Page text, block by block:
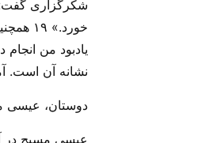
نشانه آن است‌.
دوستان، عیسی
عیسی مسیح در